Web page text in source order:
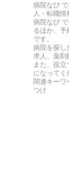
病院なび で
人・転職情
病院なび
るほか、予
です。
病院を探し
求人、薬剤
また、役
になってく
関連キーワ
つけ